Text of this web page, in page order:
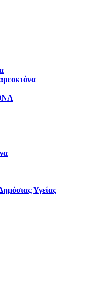
Υγείας